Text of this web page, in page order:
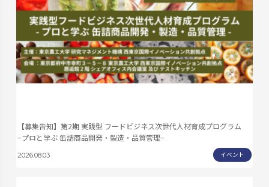
【募集告知】第2期 実践型 フードビジネス次世代人材育成プログラム
−プロと学ぶ 缶詰商品開発・製造・品質管理−
2026.08.03 イベント